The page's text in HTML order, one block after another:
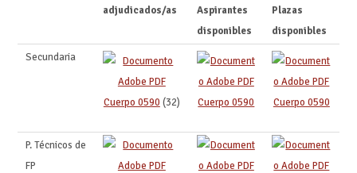
adjudicados/as
Aspirantes
disponibles
Plazas
disponibles
Secundaria
Cuerpo 0590 (32) Cuerpo 0590 Cuerpo 0590
P. Técnicos de
FP